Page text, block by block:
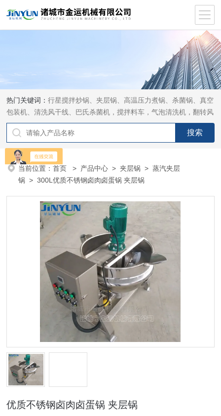
热门关键词：行星搅拌炒锅、夹层锅、高温压力煮锅、杀菌锅、真空
包装机、清洗风干线、巴氏杀菌机，搅拌料车，气泡清洗机，翻转风
干机
当前位置：首页 > 产品中心 >夹层锅 >蒸汽夹层
锅 > 300L优质不锈钢卤肉卤蛋锅 夹层锅
优质不锈钢卤肉卤蛋锅 夹层锅